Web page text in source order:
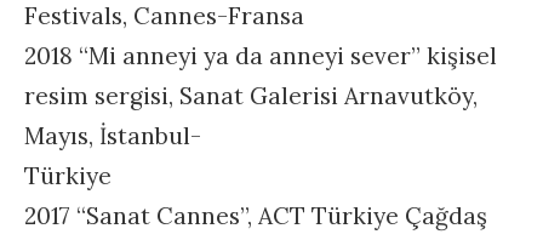
Festivals, Cannes-Fransa
2018 “Mi anneyi ya da anneyi sever” kişisel
resim sergisi, Sanat Galerisi Arnavutköy,
Mayıs, İstanbul-
Türkiye
2017 “Sanat Cannes”, ACT Türkiye Çağdaş